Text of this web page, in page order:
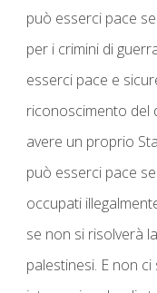
può esserci pace
per i crimini di
esserci pace e
riconoscimento del
avere un proprio
può esserci pace
occupati
se non si risolverà
palestinesi. E non ci